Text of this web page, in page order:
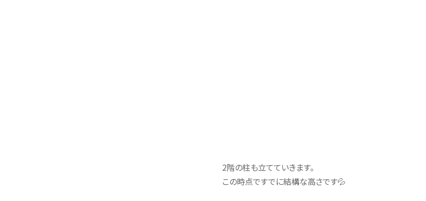
2階の柱も立てていきます。
この時点ですでに結構な高さです💦